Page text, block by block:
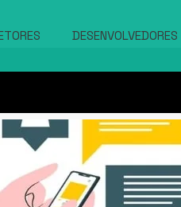
DESENVOLVEDORES